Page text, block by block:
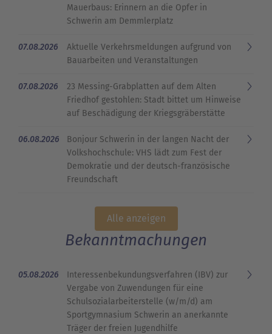
Mauerbaus: Erinnern an die Opfer in
Schwerin am Demmlerplatz
07.08.2026
Aktuelle Verkehrsmeldungen aufgrund von
Bauarbeiten und Veranstaltungen
07.08.2026
23 Messing-Grabplatten auf dem Alten
Friedhof gestohlen: Stadt bittet um Hinweise
auf Beschädigung der Kriegsgräberstätte
06.08.2026
Bonjour Schwerin in der langen Nacht der
Volkshochschule: VHS lädt zum Fest der
Demokratie und der deutsch-französische
Freundschaft
Alle anzeigen
Bekanntmachungen
05.08.2026
Interessenbekundungsverfahren (IBV) zur
Vergabe von Zuwendungen für eine
Schulsozialarbeiterstelle (w/m/d) am
Sportgymnasium Schwerin an anerkannte
Träger der freien Jugendhilfe